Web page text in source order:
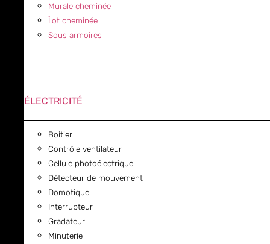
Murale cheminée
Îlot cheminée
Sous armoires
ÉLECTRICITÉ
Boitier
Contrôle ventilateur
Cellule photoélectrique
Détecteur de mouvement
Domotique
Interrupteur
Gradateur
Minuterie